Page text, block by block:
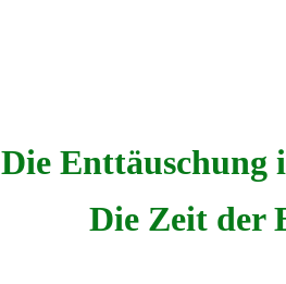
Die Enttäuschung
Die Zeit der